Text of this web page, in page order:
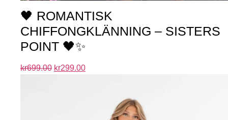
🖤 ROMANTISK
CHIFFONGKLÄNNING – SISTERS
POINT 🖤✨
kr699.00 kr299.00